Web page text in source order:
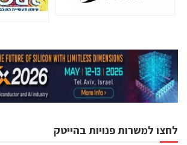
לחצו למשרות פנויות בהייטק